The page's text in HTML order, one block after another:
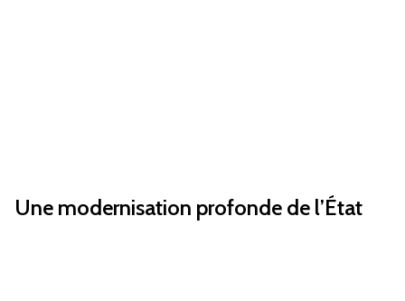
Une modernisation profonde de l’État